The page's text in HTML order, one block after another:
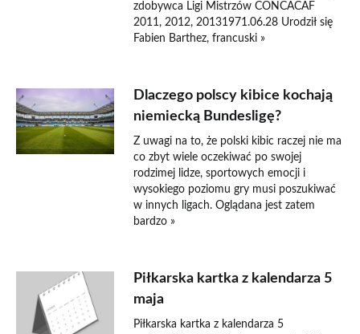
zdobywca Ligi Mistrzów CONCACAF
2011, 2012, 20131971.06.28 Urodził się
Fabien Barthez, francuski »
Dlaczego polscy kibice kochają
niemiecką Bundesligę?
Z uwagi na to, że polski kibic raczej nie ma
co zbyt wiele oczekiwać po swojej
rodzimej lidze, sportowych emocji i
wysokiego poziomu gry musi poszukiwać
w innych ligach. Oglądana jest zatem
bardzo »
Piłkarska kartka z kalendarza 5
maja
Piłkarska kartka z kalendarza 5